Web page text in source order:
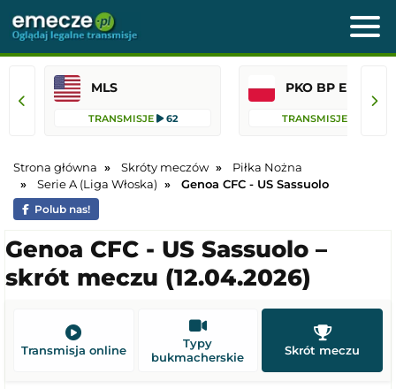
MLS
TRANSMISJE 62 TRANSMISJE
Strona główna Skróty meczów
Piłka Nożna
Serie A (Liga Włoska)
Genoa CFC - US Sassuolo
Polub nas!
Genoa CFC - US Sassuolo –
skrót meczu (12.04.2026)
Transmisja online
Typy
bukmacherskie
Skrót meczu